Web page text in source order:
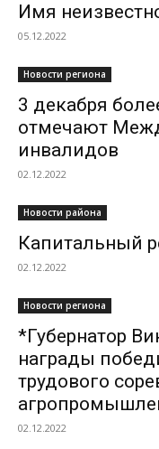
Имя
05.12.2022
Новости региона
3 декабря
отмечают
инвалидов
02.12.2022
Новости района
Капитальный
02.12.2022
Новости региона
*Губернатор
награды
трудового
02.12.2022